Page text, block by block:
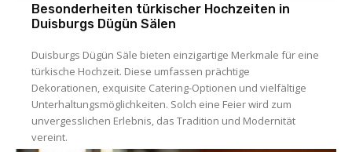
Besonderheiten türkischer Hochzeiten in
Duisburgs Dügün Sälen
Duisburgs Dügün Säle bieten einzigartige Merkmale für eine
türkische Hochzeit. Diese umfassen prächtige
Dekorationen, exquisite Catering-Optionen und vielfältige
Unterhaltungsmöglichkeiten. Solch eine Feier wird zum
unvergesslichen Erlebnis, das Tradition und Modernität
vereint.